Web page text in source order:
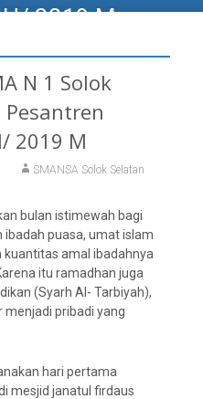
2019 M
N 1 Solok
2019 M
SMANSA Solok Selatan
bulan istimewah bagi
puasa, umat islam
amal ibadahnya
itu ramadhan juga
(Syarh Al- Tarbiyah),
pribadi yang
hari pertama
mesjid janatul firdaus